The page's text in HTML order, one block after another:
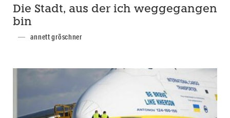
Die Stadt, aus der ich weggegangen
bin
annett gröschner